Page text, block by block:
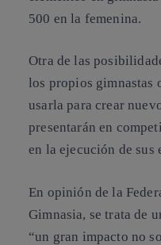
500 en la femenina.
Otra de las
los propios gimnastas
usarla para crear
presentarán en
en la ejecución de sus
En opinión de la
Gimnasia, se trata de
“un gran impacto no